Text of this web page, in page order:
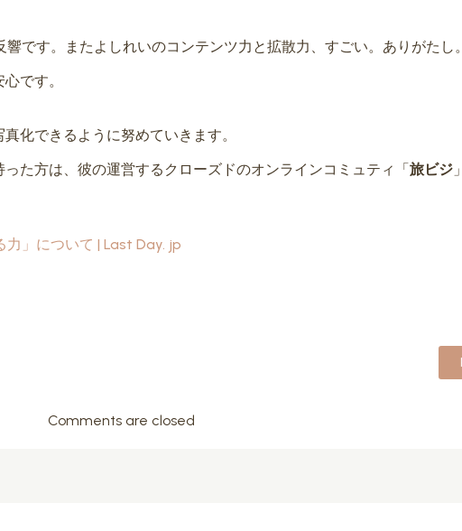
です。またよしれいのコンテンツ力と拡散力、すごい。ありがたし。
です。
化できるように努めていきます。
た方は、彼の運営するクローズドのオンラインコミュティ「旅ビジ
力」について | Last Day. jp
Comments are closed